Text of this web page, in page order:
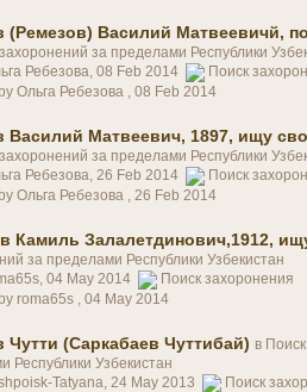
(Ремезов) Василий Матвеевичй,
за пределами Республики
Ребезова, 08 Feb 2014
Поиск
Ольга Ребезова ,08 Feb 2014
Василий Матвеевич, 1897, ищу
за пределами Республики
Ребезова, 26 Feb 2014
Поиск
Ольга Ребезова ,26 Feb 2014
Камиль Залалетдинович,1912,
за пределами Республики Узбекистан
04 May 2014
Поиск захоронения
roma65s ,04 May 2014
Чутти (Саркабаев Чуттибай) в
Республики Узбекистан
Tatyana, 24 May 2013
Поиск